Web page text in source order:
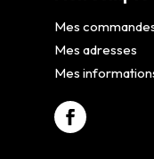
Mes
Mes adresses
Mes